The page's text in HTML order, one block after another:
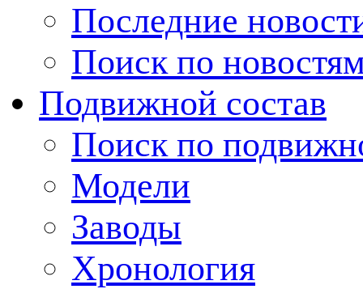
Последние
Поиск по
Подвижной состав
Поиск по
Модели
Заводы
Хронология